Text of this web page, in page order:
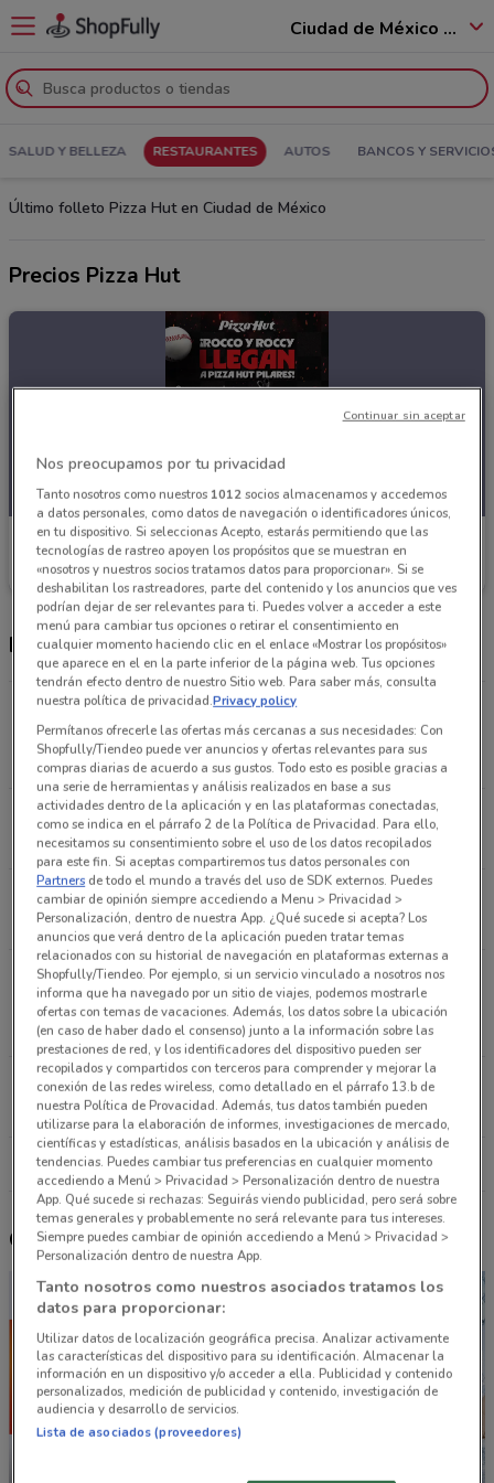
Ciudad de México - 12400
SALUD Y BELLEZA RESTAURANTES AUTOS BANCOS Y
Último folleto Pizza Hut en Ciudad de México
Precios Pizza Hut
Pizza Hut
Caduca mañana
Horario Pizza Hut y sucursales
Exhacienda De Coapa De La Calz. Del Hueso, 806
San Cristobal En Coapa Coyoacán
13.5 km
CERRADO
Av. Tláhuac 4814 Iztapalapa
15.1 km
CERRADO
Av. Canal de Miramontes 2600 Coyoacán
16.4 km
CERRADO
INSURGENTES SUR NO. 3757 ESQ. AYUNTAMIENTO
COL. LA FAMA MEXICO, D.F. Xochimilco
16.5 km
CERRADO
Av. del Iman 118 Coyoacán
16.7 km
CERRADO
Todas las tiendas Pizza Hut
Otros catálogos cercanos
Nos preocupamos por tu privacidad
Tanto nosotros como nuestros 1012socios almacenamos y accedemos
a datos personales, como datos de navegación o identificadores únicos,
en tu dispositivo. Si seleccionas Acepto, estarás permitiendo que las
tecnologías de rastreo apoyen los propósitos que se muestran en
«nosotros y nuestros socios tratamos datos para proporcionar». Si se
deshabilitan los rastreadores, parte del contenido y los anuncios que ves
podrían dejar de ser relevantes para ti. Puedes volver a acceder a este
menú para cambiar tus opciones o retirar el consentimiento en
cualquier momento haciendo clic en el enlace «Mostrar los propósitos»
que aparece en el en la parte inferior de la página web. Tus opciones
tendrán efecto dentro de nuestro Sitio web. Para saber más, consulta
nuestra política de privacidad.Privacy policy
Permítanos ofrecerle las ofertas más cercanas a sus necesidades: Con
Shopfully/Tiendeo puede ver anuncios y ofertas relevantes para sus
compras diarias de acuerdo a sus gustos. Todo esto es posible gracias a
una serie de herramientas y análisis realizados en base a sus
actividades dentro de la aplicación y en las plataformas conectadas,
como se indica en el párrafo 2 de la Política de Privacidad. Para ello,
necesitamos su consentimiento sobre el uso de los datos recopilados
para este fin. Si aceptas compartiremos tus datos personales con
Partners de todo el mundo a través del uso de SDK externos. Puedes
cambiar de opinión siempre accediendo a Menu > Privacidad >
Personalización, dentro de nuestra App. ¿Qué sucede si acepta? Los
anuncios que verá dentro de la aplicación pueden tratar temas
relacionados con su historial de navegación en plataformas externas a
Shopfully/Tiendeo. Por ejemplo, si un servicio vinculado a nosotros nos
informa que ha navegado por un sitio de viajes, podemos mostrarle
ofertas con temas de vacaciones. Además, los datos sobre la ubicación
(en caso de haber dado el consenso) junto a la información sobre las
prestaciones de red, y los identificadores del dispositivo pueden ser
recopilados y compartidos con terceros para comprender y mejorar la
conexión de las redes wireless, como detallado en el párrafo 13.b de
nuestra Política de Provacidad. Además, tus datos también pueden
utilizarse para la elaboración de informes, investigaciones de mercado,
científicas y estadísticas, análisis basados en la ubicación y análisis de
tendencias. Puedes cambiar tus preferencias en cualquier momento
accediendo a Menú > Privacidad > Personalización dentro de nuestra
App. Qué sucede si rechazas: Seguirás viendo publicidad, pero será sobre
temas generales y probablemente no será relevante para tus intereses.
Siempre puedes cambiar de opinión accediendo a Menú > Privacidad >
Personalización dentro de nuestra App.
Tanto nosotros como nuestros asociados tratamos los
datos para proporcionar:
Utilizar datos de localización geográfica precisa. Analizar activamente
las características del dispositivo para su identificación. Almacenar la
información en un dispositivo y/o acceder a ella. Publicidad y contenido
personalizados, medición de publicidad y contenido, investigación de
audiencia y desarrollo de servicios.
Lista de asociados (proveedores)
Continuar sin aceptar